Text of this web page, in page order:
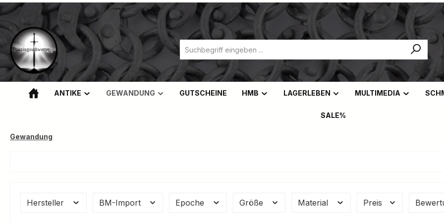
Hauptinhalt springen
Zur Suche springen
Zur Hauptnavigation springen
ANTIKE GEWANDUNG GUTSCHEINE HMB LAGERLEBEN MULTIMEDIA
SALE%
Gewandung
Hersteller BM-Import Epoche Größe Material Preis